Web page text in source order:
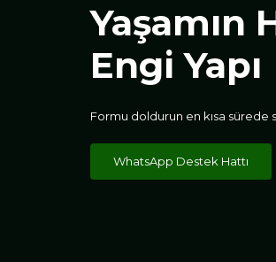
Yaşamın
Engi Yapı
Formu doldurun en kısa sürede
WhatsApp Destek Hattı